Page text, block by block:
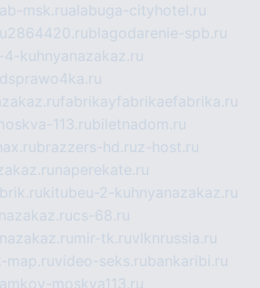
msk.rualabuga-cityhotel.ru
2864420.rublagodarenie-spb.ru
kuhnyanazakaz.ru
fabrikayfabrikaefabrika.ru
113.rubiletnadom.ru
brazzers-hd.ruz-host.ru
naperekate.ru
kitubeu-2-kuhnyanazakaz.ru
cs-68.ru
mir-tk.ruvlknrussia.ru
map.ruvideo-seks.rubankaribi.ru
moskva113.ru